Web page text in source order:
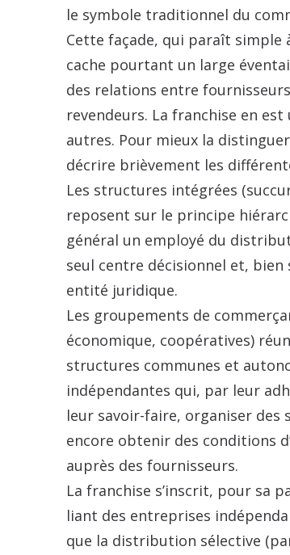
le symbole traditionnel du
Cette façade, qui paraît simple
cache pourtant un large
des relations entre
revendeurs. La franchise en
autres. Pour mieux la
décrire brièvement les
Les structures intégrées
reposent sur le principe
général un employé du
seul centre décisionnel et, bien
entité juridique.
Les groupements de
économique, coopératives)
structures communes et
indépendantes qui, par leur
leur savoir-faire, organiser des
encore obtenir des conditions
auprès des fournisseurs.
La franchise s’inscrit, pour sa
liant des entreprises
que la distribution sélective